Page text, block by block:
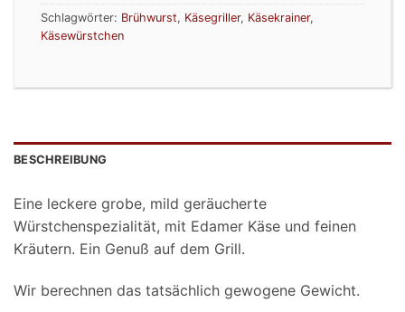
Schlagwörter: Brühwurst, Käsegriller, Käsekrainer,
Käsewürstchen
BESCHREIBUNG
Eine leckere grobe, mild geräucherte
Würstchenspezialität, mit Edamer Käse und feinen
Kräutern. Ein Genuß auf dem Grill.
Wir berechnen das tatsächlich gewogene Gewicht.